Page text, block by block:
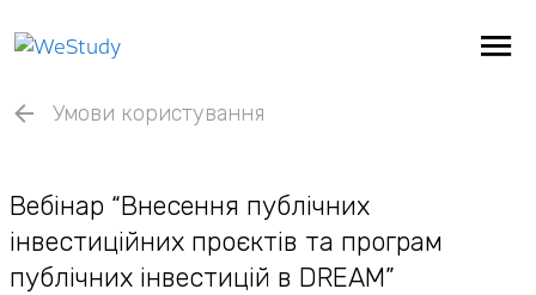
Умови користування
Вебінар “Внесення публічних
інвестиційних проєктів та програм
публічних інвестицій в DREAM”